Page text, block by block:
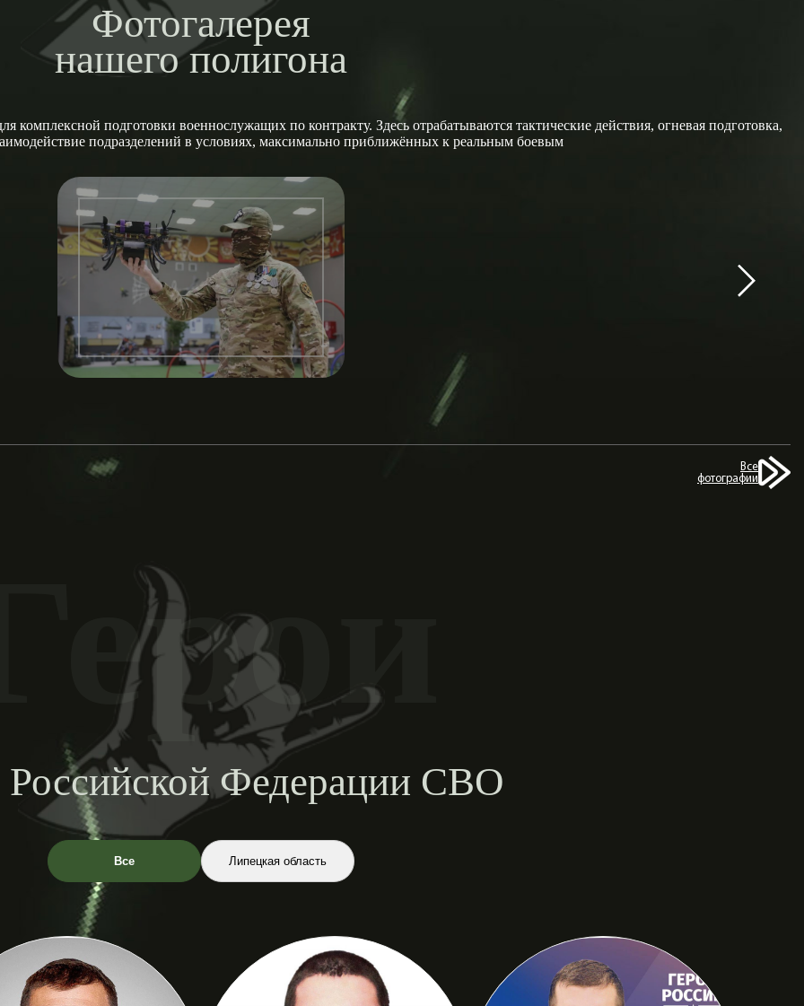
Фотогалерея
нашего полигона
подготовки военнослужащих по контракту. Здесь отрабатываются тактические действия, огневая подготовка,
подразделений в условиях, максимально приближённых к реальным боевым
Все
фотографии
Российской Федерации СВО
Все Липецкая область